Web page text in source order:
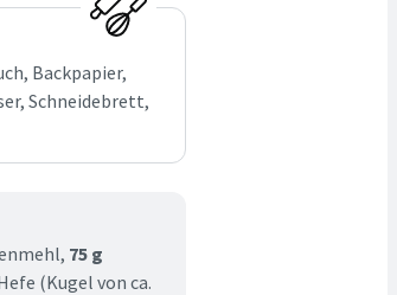
Backpapier,
Schneidebrett,
75 g
(Kugel von ca.